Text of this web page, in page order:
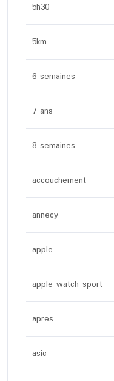
5h30
5km
6 semaines
7 ans
8 semaines
accouchement
annecy
apple
apple watch sport
apres
asic